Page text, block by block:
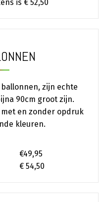
is € 52,50
ballonnen, zijn echte
90cm groot zijn.
en zonder opdruk
kleuren.
€49,95
€ 54,50